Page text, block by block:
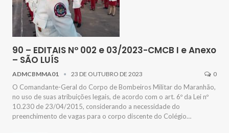
90 – EDITAIS Nº 002 e 03/2023-CMCB I e Anexo
– SÃO LUÍS
ADMCBMMA01 23 DE OUTUBRO DE 2023 0
O Comandante-Geral do Corpo de Bombeiros Militar do Maranhão,
no uso de suas atribuições legais, de acordo com o art. 6º da Lei nº
10.230 de 23/04/2015, considerando a necessidade do
preenchimento de vagas para o corpo discente do Colégio…